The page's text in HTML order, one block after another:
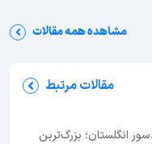
مشاهده همه مقالات
مقالات مرتبط
انگلستان؛ بزرگ‌ترین